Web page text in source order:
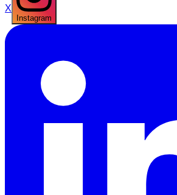
X
Instagram